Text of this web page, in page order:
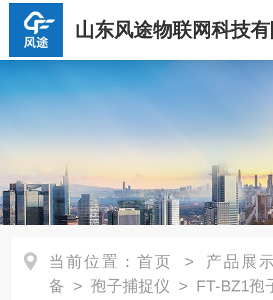
山东风途物联网科技
当前位置： 首页 > 产品展
备 > 孢子捕捉仪 > FT-BZ1孢